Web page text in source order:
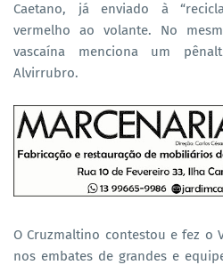
Caetano, já enviado à
vermelho ao volante. No
vascaína menciona um
Alvirrubro.
O Cruzmaltino contestou e fez o
nos embates de grandes e